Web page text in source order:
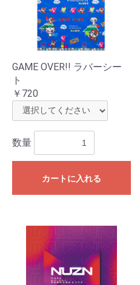
GAME OVER!! ラバーシー
ト
￥720
数量
カートに入れる